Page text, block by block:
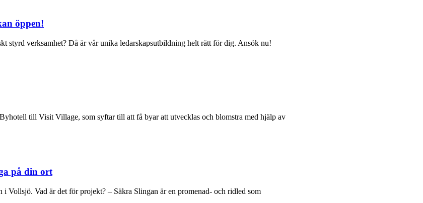
öppen!
styrd verksamhet? Då är vår unika ledarskapsutbildning helt rätt för dig. Ansök nu!
till Visit Village, som syftar till att få byar att utvecklas och blomstra med hjälp av
på din ort
Vollsjö. Vad är det för projekt? – Säkra Slingan är en promenad- och ridled som